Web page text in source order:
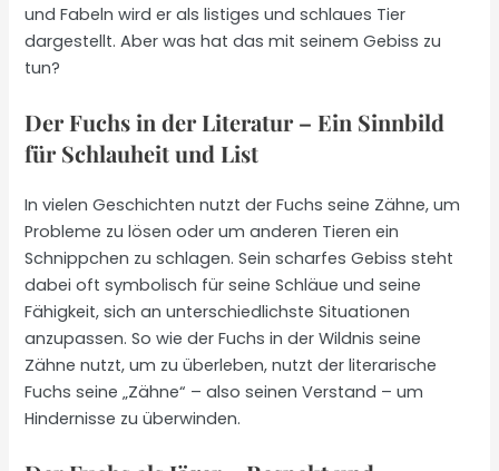
und Fabeln wird er als listiges und schlaues Tier
dargestellt. Aber was hat das mit seinem Gebiss zu
tun?
Der Fuchs in der Literatur – Ein Sinnbild
für Schlauheit und List
In vielen Geschichten nutzt der Fuchs seine Zähne, um
Probleme zu lösen oder um anderen Tieren ein
Schnippchen zu schlagen. Sein scharfes Gebiss steht
dabei oft symbolisch für seine Schläue und seine
Fähigkeit, sich an unterschiedlichste Situationen
anzupassen. So wie der Fuchs in der Wildnis seine
Zähne nutzt, um zu überleben, nutzt der literarische
Fuchs seine „Zähne“ – also seinen Verstand – um
Hindernisse zu überwinden.